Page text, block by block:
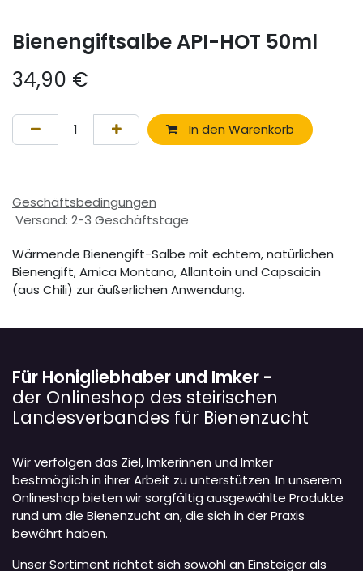
Bienengiftsalbe API-HOT 50ml
34,90 €
In den Warenkorb
Geschäftsbedingungen
Versand: 2-3 Geschäftstage
Wärmende Bienengift-Salbe mit echtem, natürlichen
Bienengift, Arnica Montana, Allantoin und Capsaicin
(aus Chili) zur äußerlichen Anwendung.
Für Honigliebhaber und Imker -
der Onlineshop des steirischen
Landesverbandes für Bienenzucht
Wir verfolgen das Ziel, Imkerinnen und Imker
bestmöglich in ihrer Arbeit zu unterstützen. In unserem
Onlineshop bieten wir sorgfältig ausgewählte Produkte
rund um die Bienenzucht an, die sich in der Praxis
bewährt haben.
Unser Sortiment richtet sich sowohl an Einsteiger als